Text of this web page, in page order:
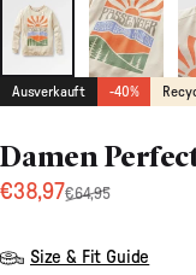
Ausverkauft -40%
Damen
Verkaufspreis
€38,97
Normaler Preis
€64,95
Size & Fit Guide